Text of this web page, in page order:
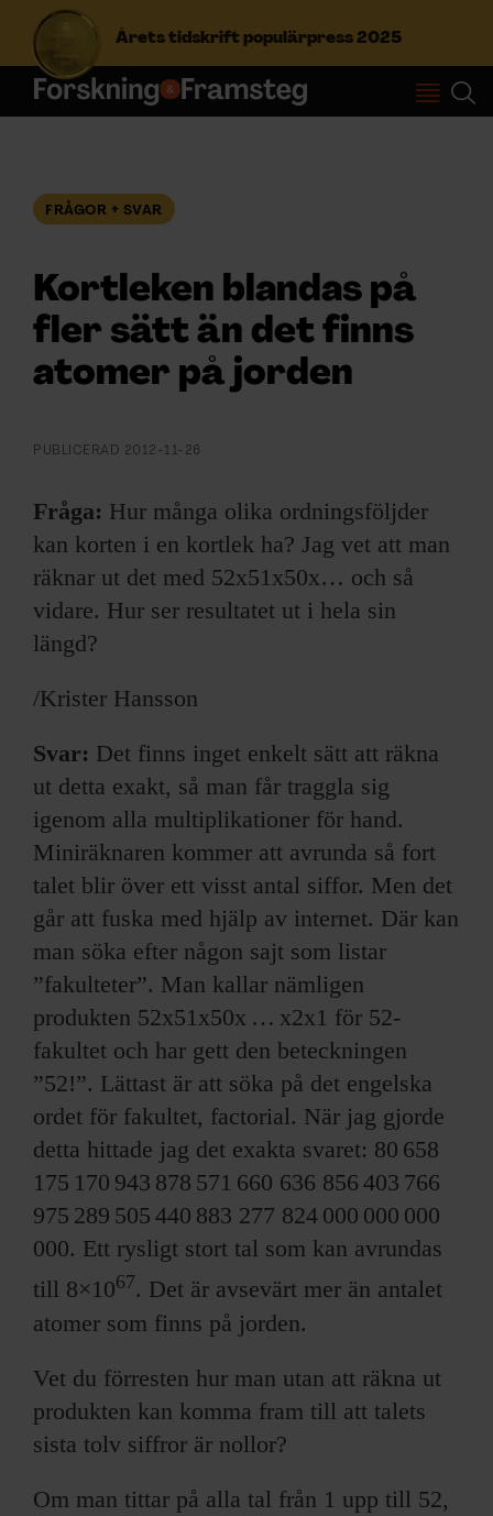
Årets tidskrift populärpress 2025
S
f
r
:
Logga in
NYHETSBREV
ÄMNEN
ARKIV & E-TIDNING
LYSSNA/PODD
EVENEMANG & RESOR
SKRIV I F&F
PRENUMERERA PÅ F&F
ANNONSERA I F&F
OM F&F
FRÅGOR + SVAR
Kortleken blandas på
fler sätt än det finns
atomer på jorden
PUBLICERAD 2012-11-26
Fråga: Hur många olika ordningsföljder
kan korten i en kortlek ha? Jag vet att man
räknar ut det med 52x51x50x… och så
vidare. Hur ser resultatet ut i hela sin
längd?
/Krister Hansson
Svar: Det finns inget enkelt sätt att räkna
ut detta exakt, så man får traggla sig
igenom alla multiplikationer för hand.
Miniräknaren kommer att avrunda så fort
talet blir över ett visst antal siffor. Men det
går att fuska med hjälp av internet. Där kan
man söka efter någon sajt som listar
”fakulteter”. Man kallar nämligen
produkten 52x51x50x … x2x1 för 52-
fakultet och har gett den beteckningen
”52!”. Lättast är att söka på det engelska
ordet för fakultet, factorial. När jag gjorde
detta hittade jag det exakta svaret: 80 658
175 170 943 878 571 660 636 856 403 766
975 289 505 440 883 277 824 000 000 000
000. Ett rysligt stort tal som kan avrundas
till 8×1067. Det är avsevärt mer än antalet
atomer som finns på jorden.
Vet du förresten hur man utan att räkna ut
produkten kan komma fram till att talets
sista tolv siffror är nollor?
Om man tittar på alla tal från 1 upp till 52,